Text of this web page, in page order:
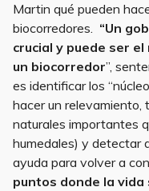
Martin qué pueden
biocorredores. “Un
crucial y puede ser
un biocorredor”,
es identificar los
hacer un relevamiento,
naturales importantes
humedales) y detectar
ayuda para volver a
puntos donde la